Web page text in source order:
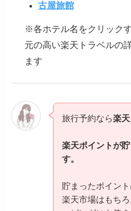
古屋旅館
※各ホテル名をクリック
元の高い楽天トラベルの
ます
旅行予約なら楽
楽天ポイントが
す。
貯まったポイント
楽天市場はもち